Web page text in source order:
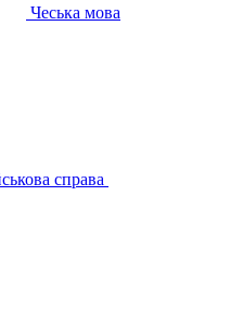
Чеська мова
справа